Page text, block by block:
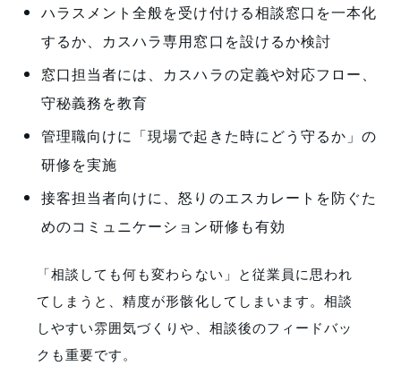
ハラスメント全般を受け付ける相談窓口を一本化
するか、カスハラ専用窓口を設けるか検討
窓口担当者には、カスハラの定義や対応フロー、
守秘義務を教育
管理職向けに「現場で起きた時にどう守るか」の
研修を実施
接客担当者向けに、怒りのエスカレートを防ぐた
めのコミュニケーション研修も有効
「相談しても何も変わらない」と従業員に思われ
てしまうと、精度が形骸化してしまいます。相談
しやすい雰囲気づくりや、相談後のフィードバッ
クも重要です。